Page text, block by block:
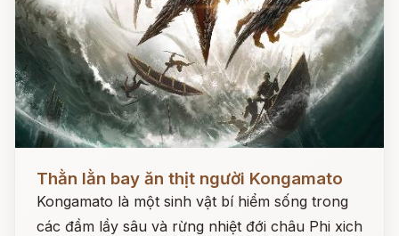
Đọc ngay
Thằn lằn bay ăn thịt người Kongamato
Kongamato là một sinh vật bí hiểm sống trong
các đầm lầy sâu và rừng nhiệt đới châu Phi xich